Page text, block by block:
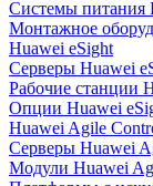
Системы питания
Монтажное
Huawei eSight
Серверы Huawei
Рабочие станции
Опции Huawei
Huawei Agile
Серверы Huawei
Модули Huawei